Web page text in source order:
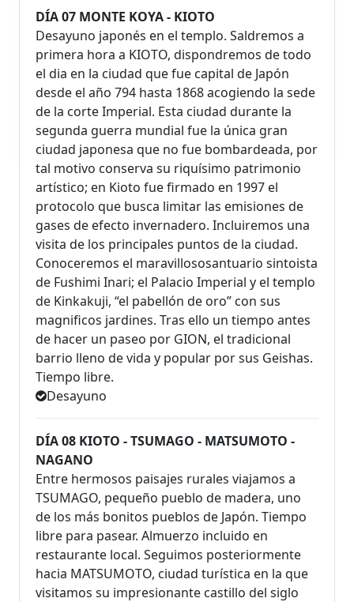
DÍA 07 MONTE KOYA - KIOTO
Desayuno japonés en el templo. Saldremos a
primera hora a KIOTO, dispondremos de todo
el dia en la ciudad que fue capital de Japón
desde el año 794 hasta 1868 acogiendo la sede
de la corte Imperial. Esta ciudad durante la
segunda guerra mundial fue la única gran
ciudad japonesa que no fue bombardeada, por
tal motivo conserva su riquísimo patrimonio
artístico; en Kioto fue firmado en 1997 el
protocolo que busca limitar las emisiones de
gases de efecto invernadero. Incluiremos una
visita de los principales puntos de la ciudad.
Conoceremos el maravillososantuario sintoista
de Fushimi Inari; el Palacio Imperial y el templo
de Kinkakuji, “el pabellón de oro” con sus
magnificos jardines. Tras ello un tiempo antes
de hacer un paseo por GION, el tradicional
barrio lleno de vida y popular por sus Geishas.
Tiempo libre.
Desayuno
DÍA 08 KIOTO - TSUMAGO - MATSUMOTO -
NAGANO
Entre hermosos paisajes rurales viajamos a
TSUMAGO, pequeño pueblo de madera, uno
de los más bonitos pueblos de Japón. Tiempo
libre para pasear. Almuerzo incluido en
restaurante local. Seguimos posteriormente
hacia MATSUMOTO, ciudad turística en la que
visitamos su impresionante castillo del siglo